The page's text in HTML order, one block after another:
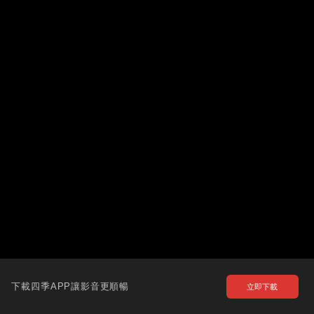
下載四季APP讓影音更順暢 立即下載